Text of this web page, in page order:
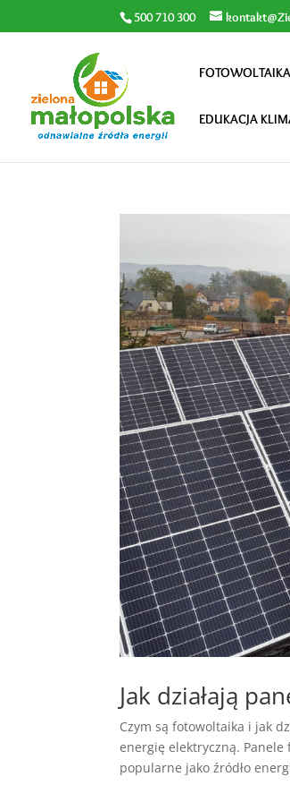
500 710 300
FOTOWOLTAIKA
EDUKACJA
Jak działają
Czym są fotowoltaika i jak
energię elektryczną.
popularne jako źródło